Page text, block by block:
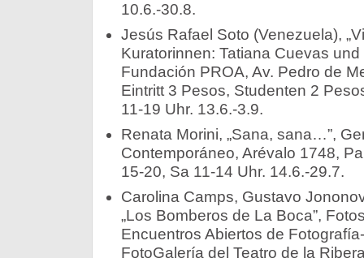
10.6.-30.8.
Jesús Rafael Soto (Venezuela),
Kuratorinnen: Tatiana Cuevas
Fundación PROA, Av. Pedro de
Eintritt 3 Pesos, Studenten 2
11-19 Uhr. 13.6.-3.9.
Renata Morini, „Sana, sana…”,
Contemporáneo, Arévalo 1748,
15-20, Sa 11-14 Uhr. 14.6.-29.7.
Carolina Camps, Gustavo
„Los Bomberos de La Boca”,
Encuentros Abiertos de
FotoGalería del Teatro de la